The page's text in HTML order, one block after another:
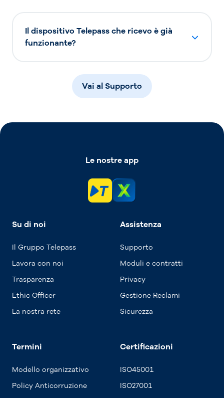
Il dispositivo Telepass che ricevo è già
funzionante?
Vai al Supporto
Le nostre app
Su di noi
Il Gruppo Telepass
Lavora con noi
Trasparenza
Ethic Officer
La nostra rete
Assistenza
Supporto
Moduli e contratti
Privacy
Gestione Reclami
Sicurezza
Termini
Modello organizzativo
Policy Anticorruzione
Certificazioni
ISO45001
ISO27001